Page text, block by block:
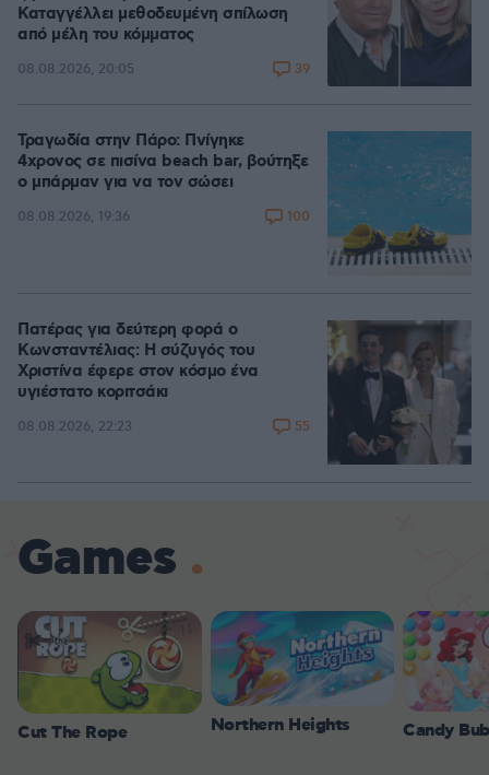
Καταγγέλλει μεθοδευμένη σπίλωση
από μέλη του κόμματος
08.08.2026, 20:05 39
Τραγωδία στην Πάρο: Πνίγηκε
4χρονος σε πισίνα beach bar, βούτηξε
ο μπάρμαν για να τον σώσει
08.08.2026, 19:36 100
Πατέρας για δεύτερη φορά ο
Κωνσταντέλιας: Η σύζυγός του
Χριστίνα έφερε στον κόσμο ένα
υγιέστατο κοριτσάκι
08.08.2026, 22:23 55
Games
Cut The Rope Northern Heights Candy